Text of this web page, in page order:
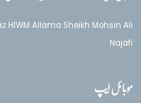
HIWM Allama Sheikh Mohsin Ali
Najafi
موبائل ایپ